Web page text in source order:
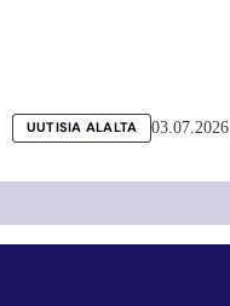
UUTISIA ALALTA 03.07.2026